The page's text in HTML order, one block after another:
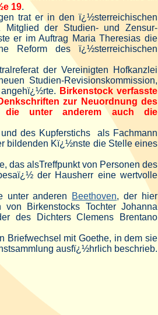
19.
trat er in den ï¿½sterreichischen
Mitglied der Studien- und Zensur-
er im Auftrag Maria Theresias die
Reform des ï¿½sterreichischen
der Vereinigten Hofkanzlei
Studien-Revisionskommission,
Birkenstock verfasste
zur Neuordnung des
die unter anderem auch die
des Kupferstichs als Fachmann
bildenden Kï¿½nste die Stelle eines
das alsTreffpunkt von Personen des
der Hausherr eine wertvolle
unter anderen
Beethoven, der hier
Birkenstocks Tochter Johanna
des Dichters Clemens Brentano
Briefwechsel mit Goethe, in dem sie
ausfï¿½hrlich beschrieb.